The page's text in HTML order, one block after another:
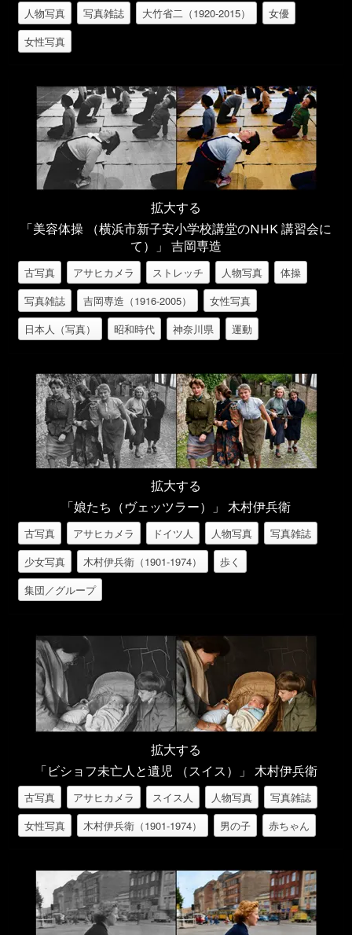
人物写真
写真雑誌 大竹省二（1920-2015）
女優
女性写真
拡大する
「美容体操 （横浜市新子安小学校講堂のNHK 講習会に
て）」 吉岡専造
古写真 アサヒカメラ ストレッチ 人物写真
体操
写真雑誌
吉岡専造（1916-2005）
女性写真
日本人（写真）
昭和時代 神奈川県 運動
拡大する
「娘たち（ヴェッツラー）」 木村伊兵衛
古写真 アサヒカメラ ドイツ人 人物写真
写真雑誌
少女写真
木村伊兵衛（1901-1974）
歩く
集団／グループ
拡大する
「ビショフ未亡人と遺児 （スイス）」 木村伊兵衛
古写真 アサヒカメラ スイス人 人物写真
写真雑誌
女性写真
木村伊兵衛（1901-1974） 男の子 赤ちゃん